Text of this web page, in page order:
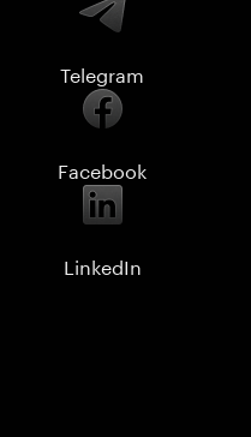
Telegram
Facebook
LinkedIn